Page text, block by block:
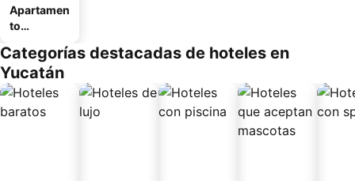
Apartamen
to
o
Categorías destacadas de hoteles en
Yucatán